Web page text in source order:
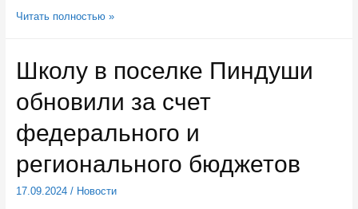
В
начал
деревообрабатывающий
завод
Читать полностью »
Школу в поселке Пиндуши
обновили за счет
федерального и
регионального бюджетов
17.09.2024/ Новости